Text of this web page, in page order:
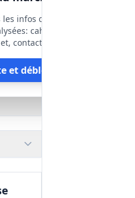
infos des
cahier des
contact, etc
et débloquer